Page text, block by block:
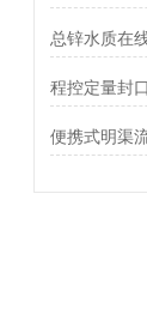
便携式明渠